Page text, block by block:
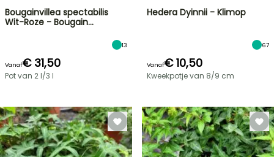
Bougainvillea spectabilis
Wit-Roze - Bougain…
13
Vanaf€ 31,50
Pot van 2 l/3 l
Hedera Dyinnii - Klimop
67
Vanaf€ 10,50
Kweekpotje van 8/9 cm